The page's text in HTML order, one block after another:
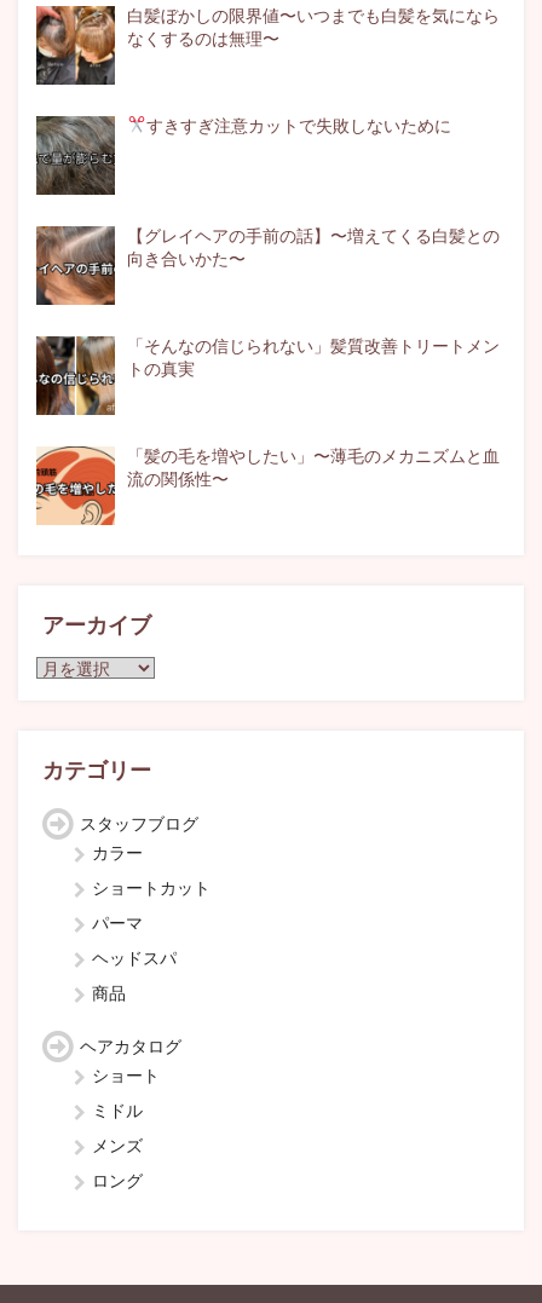
白髪ぼかしの限界値〜いつまでも白髪を気になら
なくするのは無理〜
すきすぎ注意カットで失敗しないために
【グレイヘアの手前の話】〜増えてくる白髪との
向き合いかた〜
「そんなの信じられない」髪質改善トリートメン
トの真実
「髪の毛を増やしたい」〜薄毛のメカニズムと血
流の関係性〜
アーカイブ
ア
ブ
カテゴリー
スタッフブログ
カラー
ショートカット
パーマ
ヘッドスパ
商品
ヘアカタログ
ショート
ミドル
メンズ
ロング